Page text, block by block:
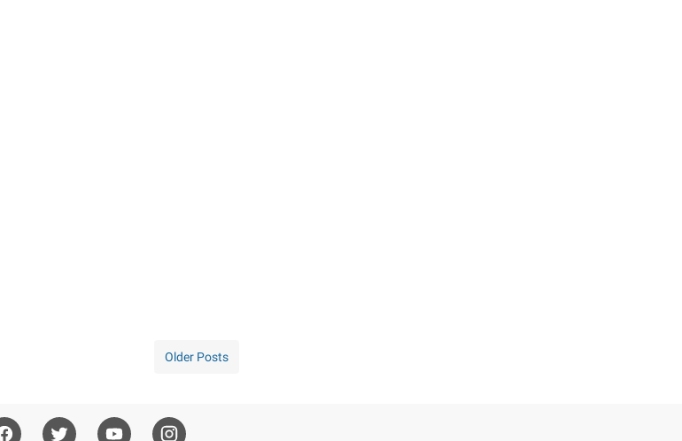
Older Posts